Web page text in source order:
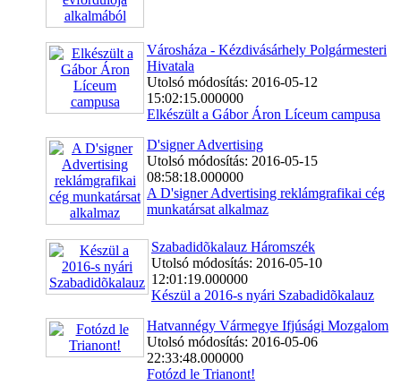
Városháza - Kézdivásárhely Polgármesteri
Hivatala
Utolsó módosítás: 2016-05-12
15:02:15.000000
Elkészült a Gábor Áron Líceum campusa
D'signer Advertising
Utolsó módosítás: 2016-05-15
08:58:18.000000
A D'signer Advertising reklámgrafikai cég
munkatársat alkalmaz
Szabadidõkalauz Háromszék
Utolsó módosítás: 2016-05-10
12:01:19.000000
Készül a 2016-s nyári Szabadidõkalauz
Hatvannégy Vármegye Ifjúsági Mozgalom
Utolsó módosítás: 2016-05-06
22:33:48.000000
Fotózd le Trianont!